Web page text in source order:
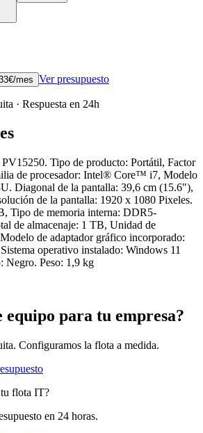
€/mes Ver presupuesto
· Respuesta en 24h
Tipo de producto: Portátil, Factor
de procesador: Intel® Core™ i7, Modelo
Diagonal de la pantalla: 39,6 cm (15.6"),
de la pantalla: 1920 x 1080 Pixeles.
Tipo de memoria interna: DDR5-
de almacenaje: 1 TB, Unidad de
de adaptador gráfico incorporado:
operativo instalado: Windows 11
Negro. Peso: 1,9 kg
equipo para tu empresa?
Configuramos la flota a medida.
flota IT?
en 24 horas.